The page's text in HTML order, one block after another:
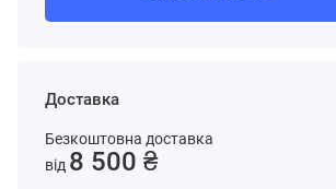
Доставка
Безкоштовна доставка
від 8 500 ₴